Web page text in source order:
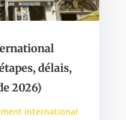
délais,
2026)
international